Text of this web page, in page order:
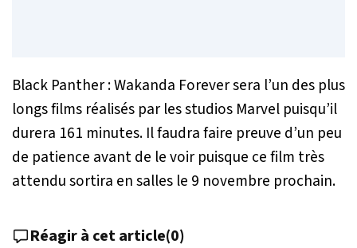
Black Panther : Wakanda Foreversera l’un des plus
longs films réalisés par les studios Marvel puisqu’il
durera 161 minutes. Il faudra faire preuve d’un peu
de patience avant de le voir puisque ce film très
attendu sortira en salles le 9 novembre prochain.
Réagir à cet article(0)